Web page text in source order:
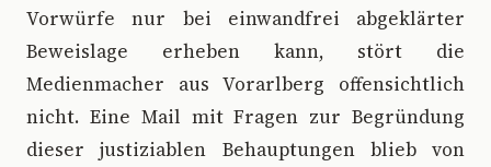
Vorwürfe nur bei einwandfrei abgeklärter
Beweislage erheben kann, stört die
Medienmacher aus Vorarlberg offensichtlich
nicht. Eine Mail mit Fragen zur Begründung
dieser justiziablen Behauptungen blieb von